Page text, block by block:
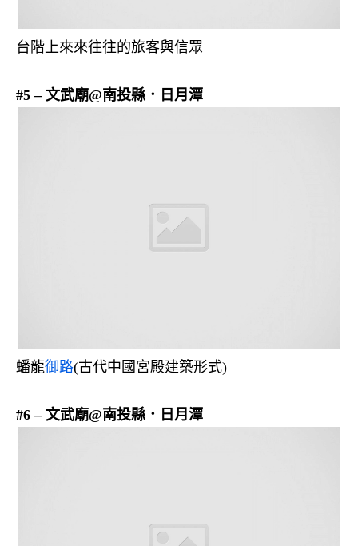
台階上來來往往的旅客與信眾
#5 – 文武廟@南投縣．日月潭
蟠龍御路(古代中國宮殿建築形式)
#6 – 文武廟@南投縣．日月潭